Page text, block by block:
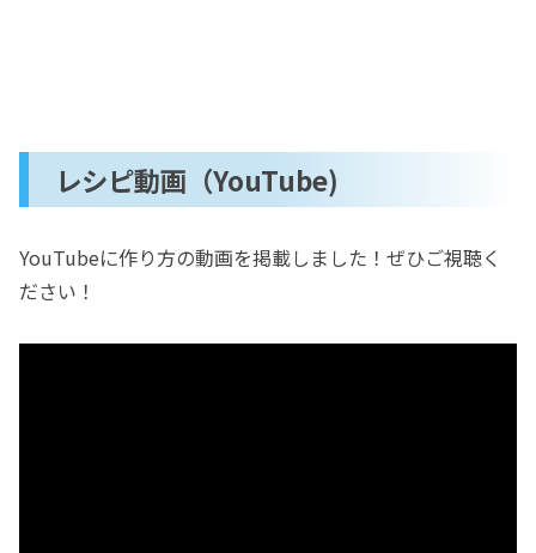
レシピ動画（YouTube)
YouTubeに作り方の動画を掲載しました！ぜひご視聴く
ださい！